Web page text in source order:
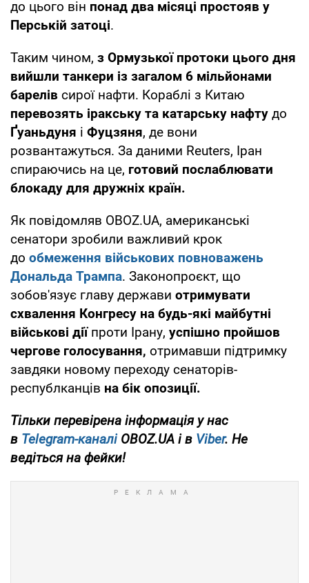
до цього він понад два місяці простояв у
Перській затоці.
Таким чином, з Ормузької протоки цього дня
вийшли танкери із загалом 6 мільйонами
барелів сирої нафти. Кораблі з Китаю
перевозять іракську та катарську нафту до
Ґуаньдуня і Фуцзяня, де вони
розвантажуться. За даними Reuters, Іран
спираючись на це, готовий послаблювати
блокаду для дружніх країн.
Як повідомляв OBOZ.UA, американські
сенатори зробили важливий крок
до обмеження військових повноважень
Дональда Трампа. Законопроєкт, що
зобов'язує главу держави отримувати
схвалення Конгресу на будь-які майбутні
військові діїпроти Ірану, успішно пройшов
чергове голосування, отримавши підтримку
завдяки новому переходу сенаторів-
республканців на бік опозиції.
Тільки перевірена інформація у нас
в Telegram-каналіOBOZ.UA і в Viber. Не
ведіться на фейки!